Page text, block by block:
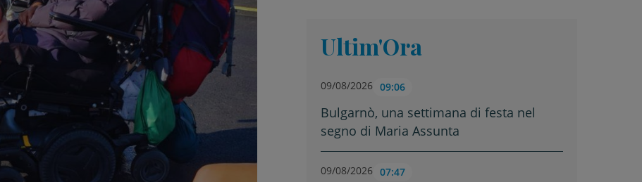
Ultim'Ora
09/08/2026 09:06
Bulgarnò, una settimana di festa nel
segno di Maria Assunta
09/08/2026 07:47